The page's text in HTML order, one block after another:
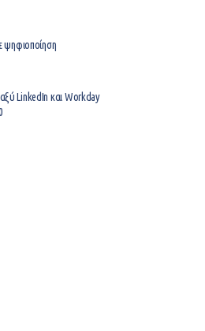
ψηφιοποίηση
LinkedIn και Workday